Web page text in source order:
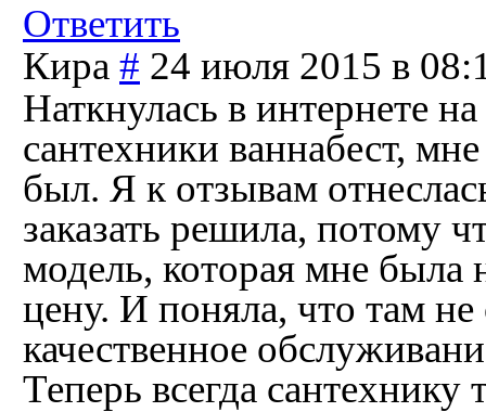
Ответить
Кира # 24 июля 2015 в
Наткнулась в интернете
сантехники ваннабест,
был. Я к отзывам
заказать решила, потому
модель, которая мне
цену. И поняла, что там
качественное
Теперь всегда сантехнику